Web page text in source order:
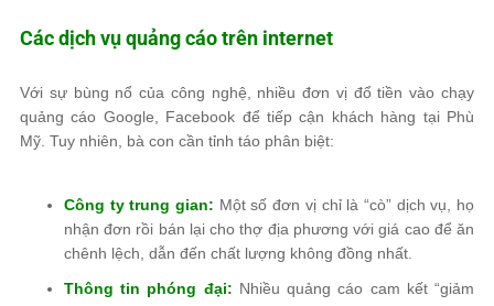
Các dịch vụ quảng cáo trên internet
Với sự bùng nổ của công nghệ, nhiều đơn vị đổ tiền vào chạy
quảng cáo Google, Facebook để tiếp cận khách hàng tại Phù
Mỹ. Tuy nhiên, bà con cần tỉnh táo phân biệt:
Công ty trung gian: Một số đơn vị chỉ là “cò” dịch vụ, họ
nhận đơn rồi bán lại cho thợ địa phương với giá cao để ăn
chênh lệch, dẫn đến chất lượng không đồng nhất.
Thông tin phóng đại: Nhiều quảng cáo cam kết “giảm